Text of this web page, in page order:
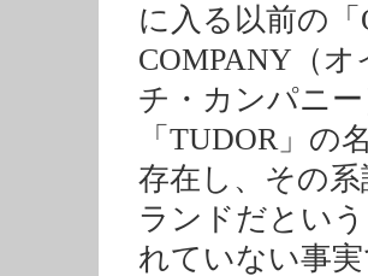
に入る以前の「
COMPANY（
チ・カンパニ
「TUDOR」の
存在し、その
ランドだとい
れていない事実